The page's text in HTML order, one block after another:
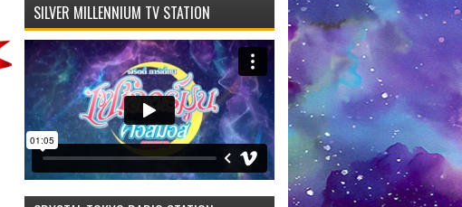
SILVER MILLENNIUM TV STATION